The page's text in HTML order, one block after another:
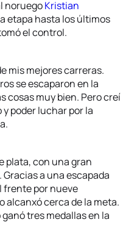
noruegoKristian
etapa hasta los últimos
el control.
mis mejores carreras.
se escaparon en la
cosas muy bien. Pero creí
poder luchar por la
plata, con una gran
a una escapada
frente por nueve
alcanxó cerca de la meta.
tres medallas en la